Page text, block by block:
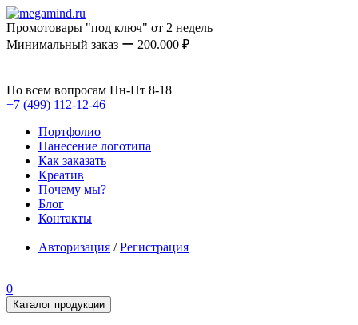
Промотовары "под ключ" от 2 недель
Минимальный заказ ー 200.000 ₽
По всем вопросам Пн-Пт 8-18
+7 (499) 112-12-46
Портфолио
Нанесение логотипа
Как заказать
Креатив
Почему мы?
Блог
Контакты
Авторизация /Регистрация
0
Каталог продукции